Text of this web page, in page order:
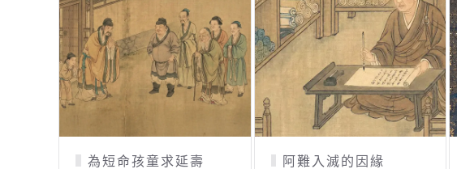
入地獄行大悲的地藏菩
尋寶